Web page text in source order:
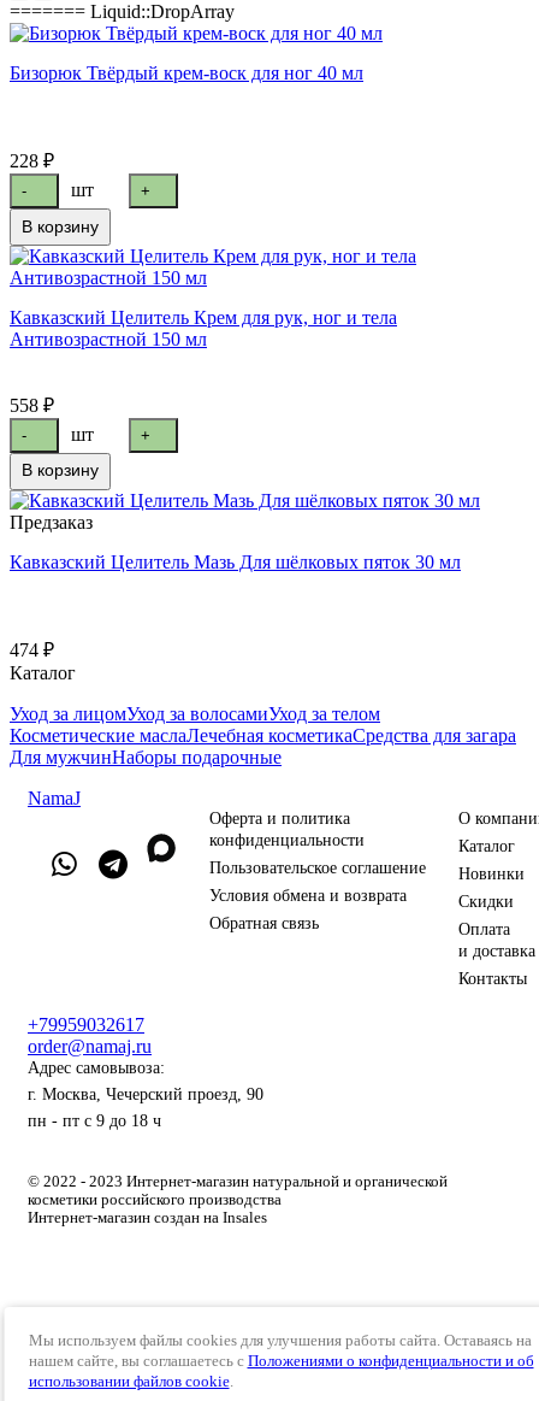
======= Liquid::DropArray
Бизорюк Твёрдый крем-воск для ног 40 мл
228 ₽
- шт +
В корзину
Кавказский Целитель Крем для рук, ног и тела
Антивозрастной 150 мл
558 ₽
- шт +
В корзину
Предзаказ
Кавказский Целитель Мазь Для шёлковых пяток 30 мл
474 ₽
Каталог
Уход за лицомУход за волосамиУход за телом
Косметические маслаЛечебная косметикаСредства для загара
Для мужчинНаборы подарочные
NamaJ
Оферта и политика
конфиденциальности
Пользовательское соглашение
Условия обмена и возврата
Обратная связь
О
Каталог
Новинки
Скидки
Оплата
и доставка
Контакты
+79959032617
order@namaj.ru
Адрес самовывоза:
г. Москва, Чечерский проезд, 90
пн - пт с 9 до 18 ч
© 2022 - 2023 Интернет-магазин натуральной и органической
косметики российского производства
Интернет-магазин создан на Insales
Мы используем файлы cookies для улучшения работы сайта. Оставаясь на
нашем сайте, вы соглашаетесь с Положениями о конфиденциальности и об
использовании файлов cookie.